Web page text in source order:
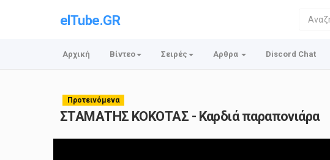
elTube.GR
Αρχική Βίντεο Σειρές Αρθρα Discord Chat
Προτεινόμενα
ΣΤΑΜΑΤΗΣ ΚΟΚΟΤΑΣ - Καρδιά παραπονιάρα